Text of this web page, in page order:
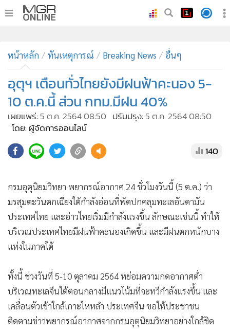
• ทันเหตุการณ์
• ภาคใต้
• ภูมิภาค
• Online Section
• บันเทิง
ผู้จัดการรายวัน
• คอลัมนิสต์
• CbizReview
• Cyber BIZ
• ผู้จัดกวน
• Good health & Well-being
• Green Innovation & SD
• MGR Live
• Infographic
• การเมือง
• ท่องเที่ยว
หน้าหลัก ทันเหตุการณ์ Breaking News อื่นๆ
อุตุฯ เตือนทั่วไทยยังมีฝนฟ้าคะนอง 5-
10 ต.ค.นี้ ส่วน กทม.มีฝน 40%
เผยแพร่:5 ต.ค. 2564 08:50 ปรับปรุง:5 ต.ค. 2564 08:50
โดย: ผู้จัดการออนไลน์
140
กรมอุตุนิยมวิทยา พยากรณ์อากาศ 24 ชั่วโมงวันนี้ (5 ต.ค.) ว่า
มรสุมตะวันตกเฉียงใต้กำลังอ่อนที่พัดปกคลุมทะเลอันดามัน
ประเทศไทย และอ่าวไทยเริ่มมีกำลังแรงขึ้น ลักษณะเช่นนี้ ทำให้
บริเวณประเทศไทยมีฝนฟ้าคะนองเกิดขึ้น และมีฝนตกหนักบาง
แห่งในภาคใต้
ทั้งนี้ ช่วงวันที่ 5-10 ตุลาคม 2564 หย่อมความกดอากาศต่ำ
บริเวณทะเลจีนใต้ตอนกลางมีแนวโน้มที่จะทวีกำลังแรงขึ้น และ
เคลื่อนตัวเข้าใกล้เกาะไหหลำ ประเทศจีน ขอให้ประชาชน
ติดตามข่าวพยากรณ์อากาศจากกรมอุตุนิยมวิทยาอย่างใกล้ชิด